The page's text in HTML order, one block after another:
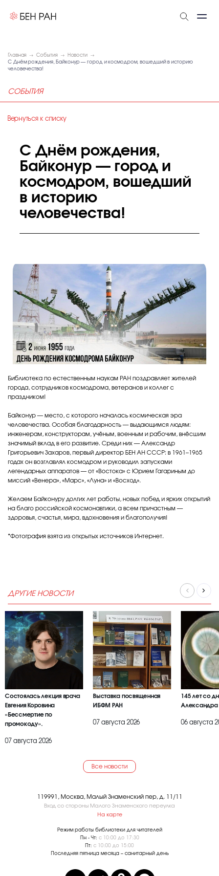
Главная События
Новости
С Днём рождения, Байконур — город и космодром, вошедший в историю
человечества!
СОБЫТИЯ
Вернуться к списку
С Днём рождения,
Байконур — город и
космодром, вошедший
в историю
человечества!
Библиотека по естественным наукам РАН поздравляет жителей
города, сотрудников космодрома, ветеранов и коллег с
праздником!
Байконур — место, с которого началась космическая эра
человечества. Особая благодарность — выдающимся людям:
инженерам, конструкторам, учёным, военным и рабочим, внёсшим
значимый вклад в его развитие. Среди них — Александр
Григорьевич Захаров, первый директор БЕН АН СССР: в 1961–1965
годах он возглавлял космодром и руководил запусками
легендарных аппаратов — от «Востока» с Юрием Гагариным до
миссий «Венера», «Марс», «Луна» и «Восход».
Желаем Байконуру долгих лет работы, новых побед и ярких открытий
на благо российской космонавтики, а всем причастным —
здоровья, счастья, мира, вдохновения и благополучия!
*Фотография взята из открытых источников Интернет.
ДРУГИЕ НОВОСТИ
Состоялась лекция врача
Евгения Коровина
«Бессмертие по
промокоду».
07 августа 2026
Выставка посвященная
ИБФМ РАН
07 августа 2026
145 лет со
Александра
06 августа
Все новости
119991, Москва, Малый Знаменский пер, д. 11/11
Вход со стороны Малого Знаменского переулка
На карте
Режим работы библиотеки для читателей
Пн - Чт: с 10:00 до 17:30
Пт: с 10:00 до 15:00
Последняя пятница месяца – санитарный день